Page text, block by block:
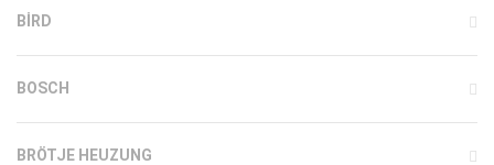
BIRD
BOSCH
BRÖTJE HEUZUNG